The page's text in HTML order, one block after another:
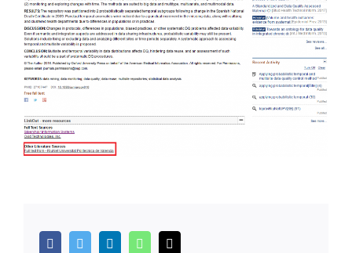
facebooktwitter linkedin whatsapp